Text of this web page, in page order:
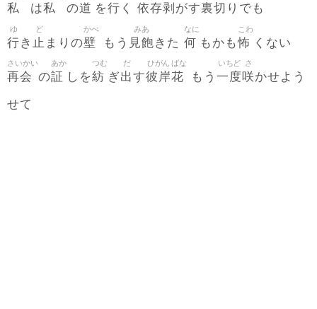
私 は私 の道 を行 く 依存剥 がす裏切 りでも
行
ゆ
き 止
ど
まりの壁
かべ
もう 見飽
みあ
きた 何
なに
もかも怖
こわ
くない
再会
さいかい
の証
あか
しを紡
つむ
ぎ出
だ
す彼岸
ひがん
花
ばな
もう 一度
いちど
咲
さ
かせよう
せて